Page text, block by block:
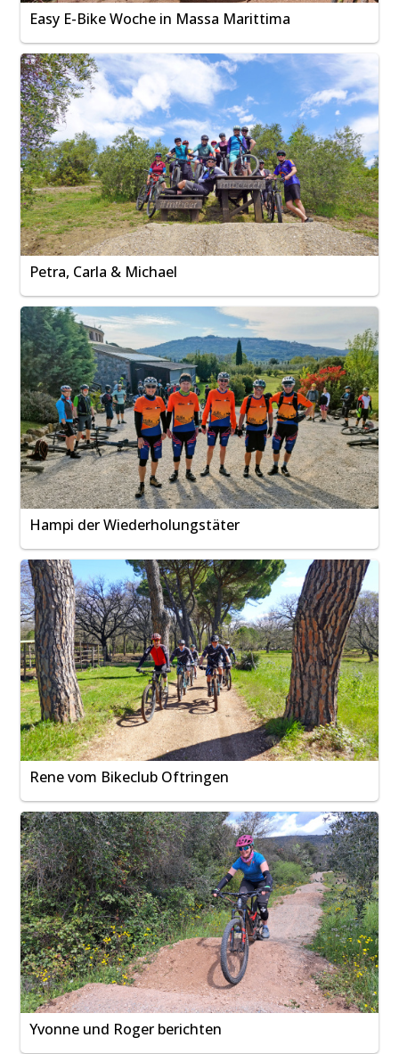
Easy E-Bike Woche in Massa Marittima
Petra, Carla & Michael
Hampi der Wiederholungstäter
Rene vom Bikeclub Oftringen
Yvonne und Roger berichten